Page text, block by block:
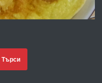
в гр. Хасково кв.
426
Търси